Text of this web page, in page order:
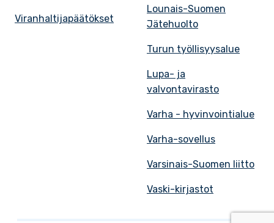
Viranhaltijapäätökset
Lounais-Suomen
Jätehuolto
Turun työllisyysalue
Lupa- ja
valvontavirasto
Varha - hyvinvointialue
Varha-sovellus
Varsinais-Suomen liitto
Vaski-kirjastot